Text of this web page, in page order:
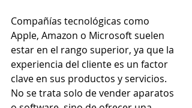
Compañías tecnológicas como
Apple, Amazon o Microsoft suelen
estar en el rango superior, ya que la
experiencia del cliente es un factor
clave en sus productos y servicios.
No se trata solo de vender aparatos